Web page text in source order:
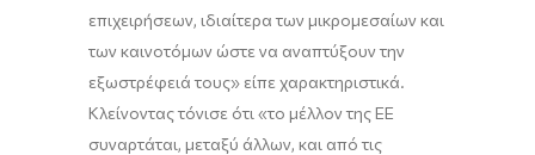
επιχειρήσεων, ιδιαίτερα των μικρομεσαίων και
των καινοτόμων ώστε να αναπτύξουν την
εξωστρέφειά τους» είπε χαρακτηριστικά.
Κλείνοντας τόνισε ότι «το μέλλον της ΕΕ
συναρτάται, μεταξύ άλλων, και από τις